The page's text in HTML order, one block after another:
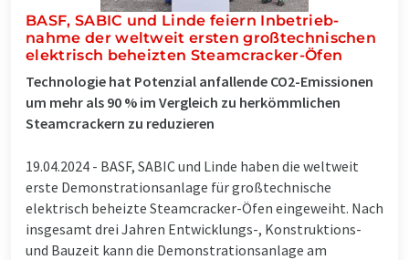
BASF, SABIC und Linde feiern In­betrieb­
nahme der welt­weit ersten groß­technischen
elektrisch be­heizten Steam­cracker-Öfen
Technologie hat Potenzial anfallende CO2-Emissionen
um mehr als 90 % im Vergleich zu herkömmlichen
Steamcrackern zu reduzieren
19.04.2024 - BASF, SABIC und Linde haben die weltweit
erste Demonstrationsanlage für großtechnische
elektrisch beheizte Steamcracker-Öfen eingeweiht. Nach
insgesamt drei Jahren Entwicklungs-, Konstruktions-
und Bauzeit kann die Demonstrationsanlage am